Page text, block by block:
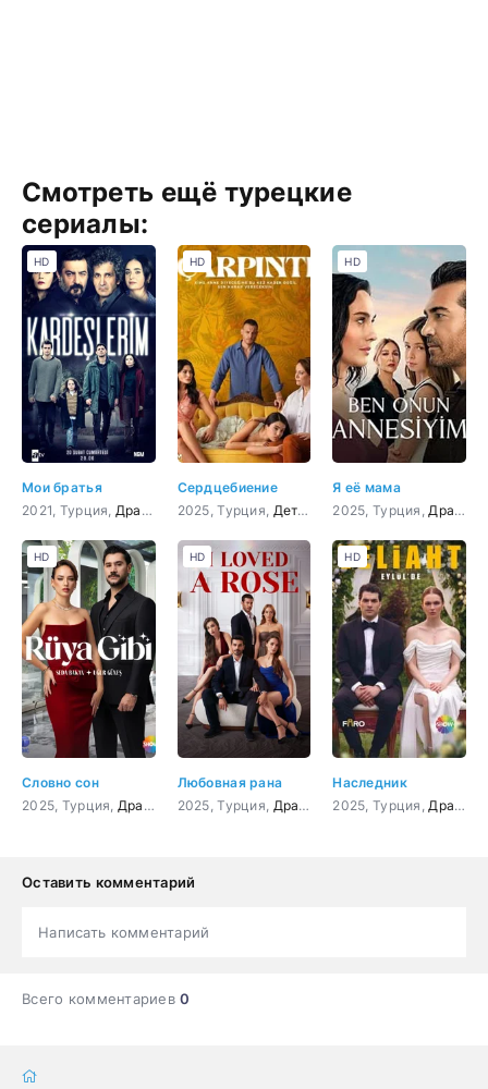
Смотреть ещё турецкие
сериалы:
Мои братья
2021, Турция, Драма
HD
Сердцебиение
2025, Турция, Детектив ,Драма,Мелодрама
HD
Я её мама
2025, Турция, Драма
HD
Словно сон
2025, Турция, Драма Мелодрама
HD
Любовная рана
2025, Турция, Драма Мелодрама
HD
Наследник
2025, Турция, Драма
HD
Оставить комментарий
Написать комментарий
Всего комментариев0